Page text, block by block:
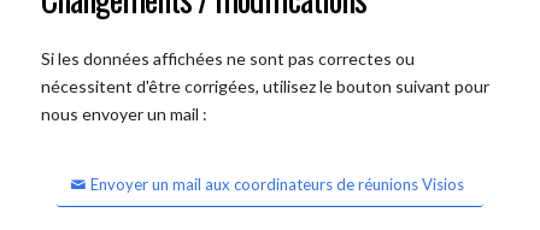
Si les données affichées ne sont pas correctes ou
nécessitent d'être corrigées, utilisez le bouton suivant pour
nous envoyer un mail :
Envoyer un mail aux coordinateurs de réunions Visios